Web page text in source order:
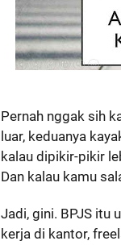
Pernah nggak sih
luar, keduanya
kalau dipikir-pikir
Dan kalau kamu
Jadi, gini. BPJS itu
kerja di kantor,